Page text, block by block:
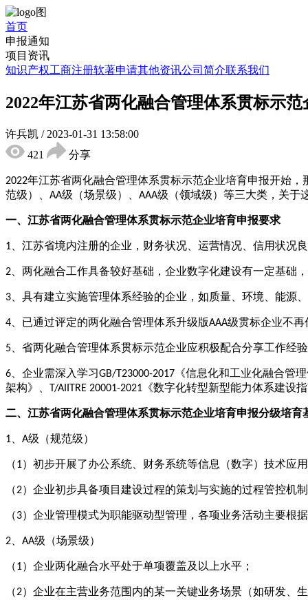
首页
申报通知
项目资讯
知识产权工商注册软著申请其他资讯公司简介联系我们
2022年江苏省两化融合管理体系贯标示
许兵凯 / 2023-01-31 13:58:00
421
分享
2022年江苏省两化融合管理体系贯标示范企业培育申报开始
范级）、 AA级（场景级）、 AAA级（领域级）等三大类，关于
一、江苏省两化融合管理体系贯标示范企业培育申报要求
1、江苏省境内注册的企业，财务状况、运营情况、信用状况
2、两化融合工作具备较好基础，企业数字化建设有一定基础
3、具有建立实施管理体系经验的企业，如质量、环境、能源
4、已通过评定的两化融合管理体系升级版AAA级贯标企业不
5、省两化融合管理体系贯标示范企业应积极配合分享工作经
6、企业需深入学习GB/T23000-2017《信息化和工业化融合管
架构》、T/AIITRE 20001-2021《数字化转型新型能力体系建设
二、江苏省两化融合管理体系贯标示范企业培育申报分级培育
1、A级（规范级）
（ 1）初步开展了办公系统、财务系统等信息（数字）技术应
（2）企业初步具备项目建设过程的策划与实施的过程管控机
（ 3）企业管理模式为职能驱动型管理，各项业务活动主要根
2、AA级（场景级）
（ 1）企业两化融合水平处于单项覆盖及以上水平；
（2）企业在主营业务范围内的某一关键业务场景（如研发、